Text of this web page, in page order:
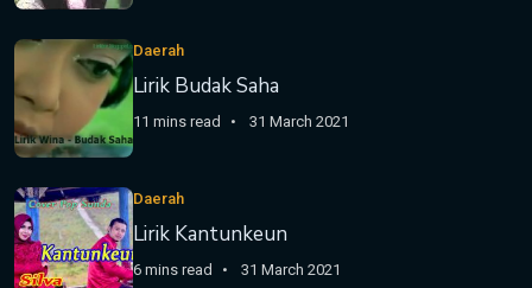
Daerah
Lirik Budak Saha
11 mins read 31 March 2021
Daerah
Lirik Kantunkeun
6 mins read 31 March 2021